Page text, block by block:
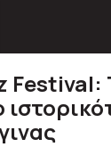
Festival: